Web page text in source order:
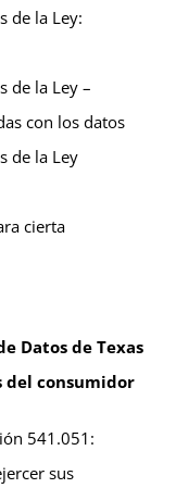
de la Ley:
de la Ley –
con los datos
de la Ley
cierta
Datos de Texas
del consumidor
541.051:
sus